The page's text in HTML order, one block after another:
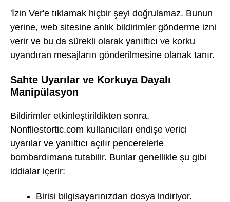
'İzin Ver'e tıklamak hiçbir şeyi doğrulamaz. Bunun
yerine, web sitesine anlık bildirimler gönderme izni
verir ve bu da sürekli olarak yanıltıcı ve korku
uyandıran mesajların gönderilmesine olanak tanır.
Sahte Uyarılar ve Korkuya Dayalı
Manipülasyon
Bildirimler etkinleştirildikten sonra,
Nonfliestortic.com kullanıcıları endişe verici
uyarılar ve yanıltıcı açılır pencerelerle
bombardımana tutabilir. Bunlar genellikle şu gibi
iddialar içerir:
Birisi bilgisayarınızdan dosya indiriyor.